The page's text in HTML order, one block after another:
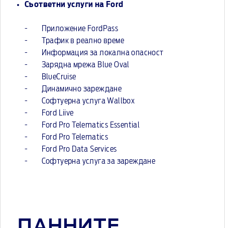
Съответни услуги на Ford
- Приложение FordPass
- Трафик в реално време
- Информация за локална опасност
- Зарядна мрежа Blue Oval
- BlueCruise
- Динамично зареждане
- Софтуерна услуга Wallbox
- Ford Liive
- Ford Pro Telematics Essential
- Ford Pro Telematics
- Ford Pro Data Services
- Софтуерна услуга за зареждане